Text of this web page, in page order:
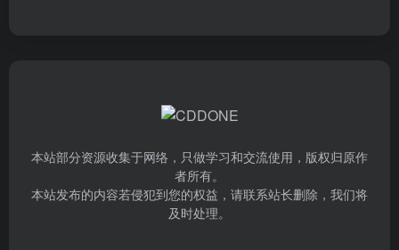
本站部分资源收集于网络，只做学习和交流使用，版权归原作
者所有。
本站发布的内容若侵犯到您的权益，请联系站长删除，我们将
及时处理。